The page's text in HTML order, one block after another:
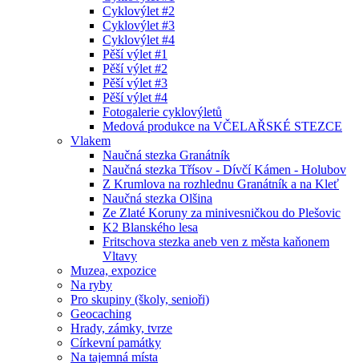
Cyklovýlet #2
Cyklovýlet #3
Cyklovýlet #4
Pěší výlet #1
Pěší výlet #2
Pěší výlet #3
Pěší výlet #4
Fotogalerie cyklovýletů
Medová produkce na VČELAŘSKÉ STEZCE
Vlakem
Naučná stezka Granátník
Naučná stezka Třísov - Dívčí Kámen - Holubov
Z Krumlova na rozhlednu Granátník a na Kleť
Naučná stezka Olšina
Ze Zlaté Koruny za minivesničkou do Plešovic
K2 Blanského lesa
Fritschova stezka aneb ven z města kaňonem
Vltavy
Muzea, expozice
Na ryby
Pro skupiny (školy, senioři)
Geocaching
Hrady, zámky, tvrze
Církevní památky
Na tajemná místa